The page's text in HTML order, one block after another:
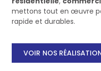
mettons tout en œuvre
rapide et durables.
VOIR NOS